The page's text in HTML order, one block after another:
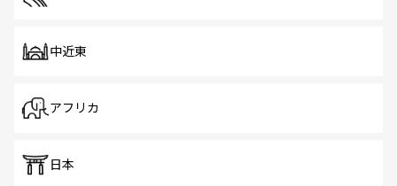
中近東
アフリカ
日本